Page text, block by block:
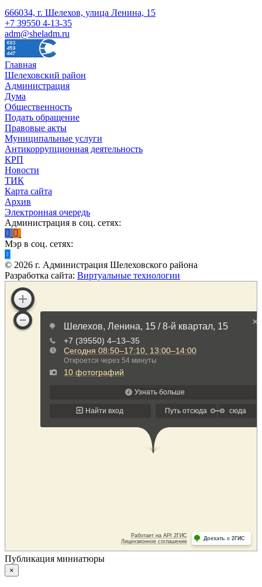
666034, г. Шелехов, улица Ленина, 15
+7 39550 4-13-35
adm@sheladm.ru
Главная
Шелеховский район
Администрация
Дума
Общественность
Подать обращение
Правовые акты
Муниципальные услуги
Антикоррупционная деятельность
КРП
Новости
ТИК
Карта сайта
Архив
Электронная очередь
Администрация в соц. сетях:
Мэр в соц. сетях:
© 2026 г. Администрация Шелеховского района
Разработка сайта: Виртуальные технологии
Публикация миниатюры
×